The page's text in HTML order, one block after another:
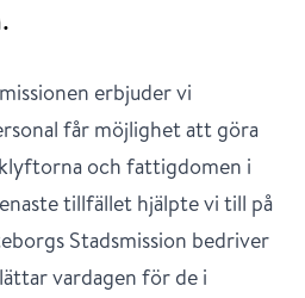
erbjuder vi
får möjlighet att göra
och fattigdomen i
tillfället hjälpte vi till på
Stadsmission bedriver
vardagen för de i